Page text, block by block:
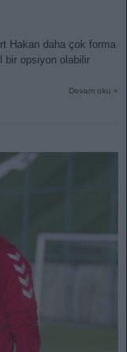
Hakan daha çok forma
bir opsiyon olabilir
Devam oku »